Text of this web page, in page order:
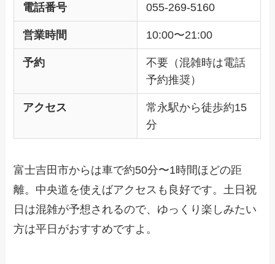
電話番号 055-269-5160
営業時間 10:00〜21:00
予約
不要（混雑時は電話
予約推奨）
アクセス
常永駅から徒歩約15
分
富士吉田市からは車で約50分〜1時間ほどの距
離。中央道を使えばアクセスも良好です。土日祝
日は混雑が予想されるので、ゆっくり楽しみたい
方は平日がおすすめですよ。